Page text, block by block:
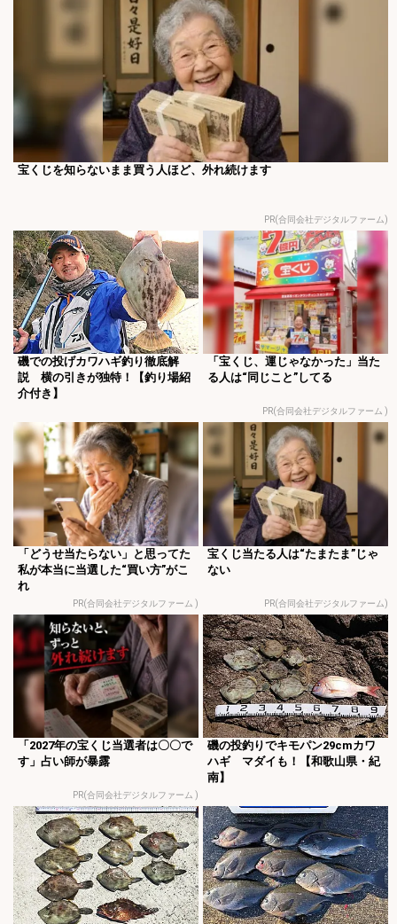
宝くじを知らないまま買う人ほど、外れ続けます
PR(合同会社デジタルファーム)
磯での投げカワハギ釣り徹底解
説 横の引きが独特！【釣り場紹
介付き】
「宝くじ、運じゃなかった」当た
る人は“同じこと”してる
PR(合同会社デジタルファーム )
「どうせ当たらない」と思ってた
私が本当に当選した“買い方”がこ
れ
PR(合同会社デジタルファーム )
宝くじ当たる人は“たまたま”じゃ
ない
PR(合同会社デジタルファーム)
「2027年の宝くじ当選者は〇〇で
す」占い師が暴露
PR(合同会社デジタルファーム )
磯の投釣りでキモパン29cmカワ
ハギ マダイも！【和歌山県・紀
南】